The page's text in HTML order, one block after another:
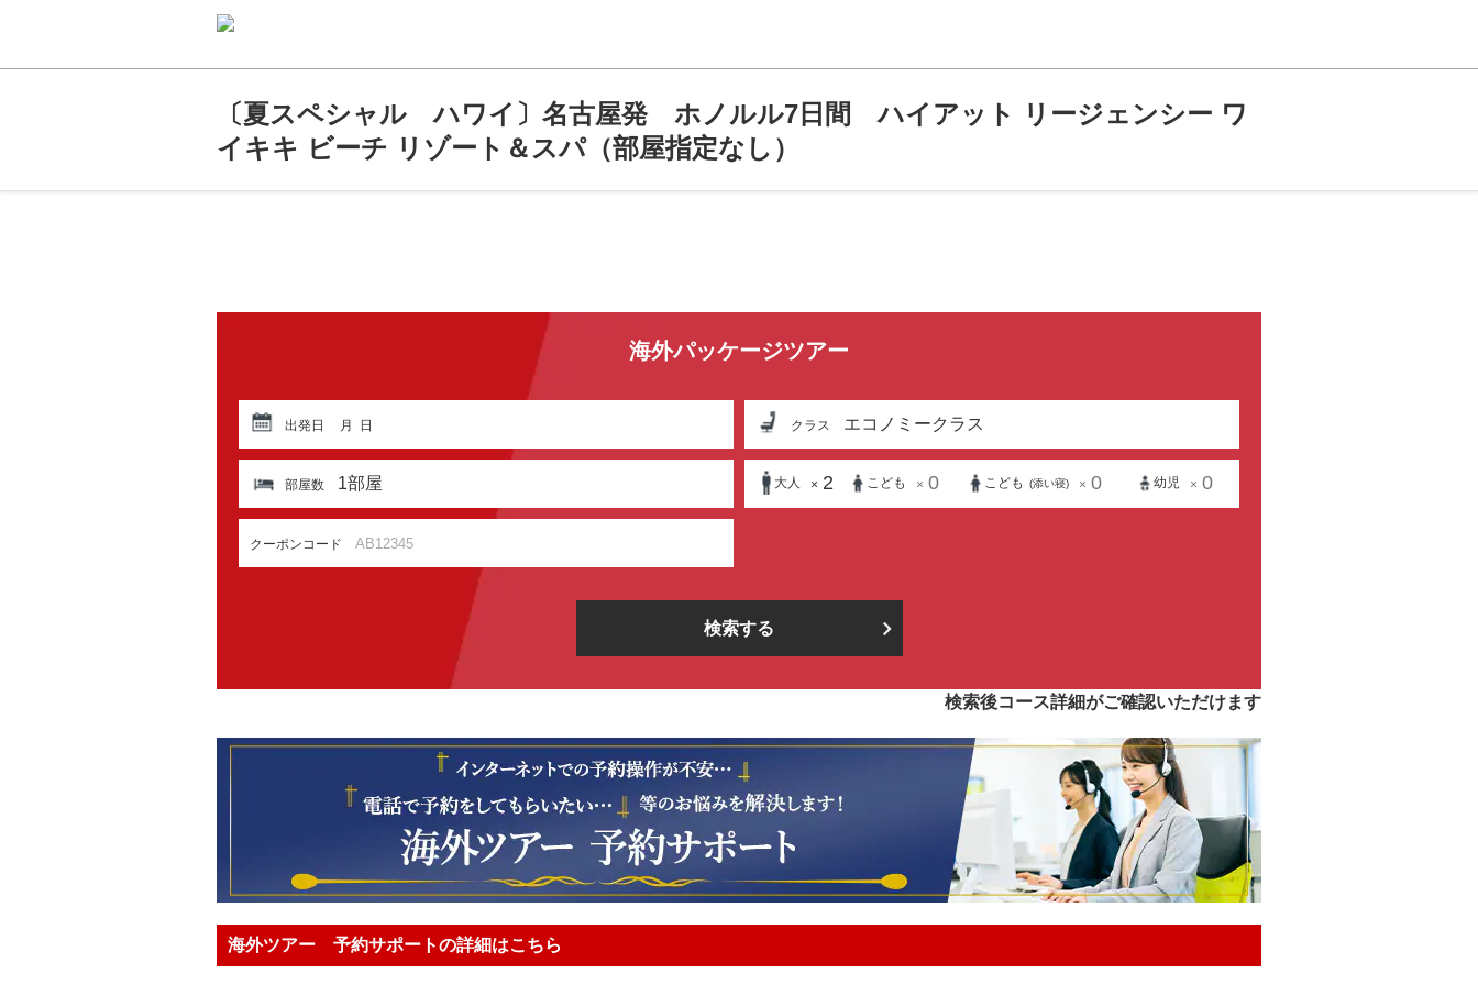
〔夏スペシャル ハワイ〕名古屋発 ホノルル7日間 ハイアット リージェンシー ワ
イキキ ビーチ リゾート＆スパ（部屋指定なし）
海外パッケージツアー
出発日 月 日 クラス エコノミークラス
部屋数 1部屋 大人 × 2 こども × 0 こども (添い寝) × 0 幼児 × 0
クーポンコード
検索する
検索後コース詳細がご確認いただけます
海外ツアー 予約サポートの詳細はこちら